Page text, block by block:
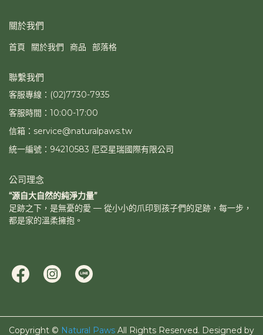
關於我們
首頁 關於我們 商品 部落格
聯繫我們
客服專線：(02)7730-7935
客服時間：10:00-17:00
信箱：service@naturalpaws.tw
統一編號：94210583 尼亞星瑞國際有限公司
公司理念
“源自大自然的純淨力量”
足跡之下，是無憂的愛 — 從小小的爪印到孩子們的足跡，每一步，
都是家的溫柔擁抱。
Copyright © Natural Paws All Rights Reserved. Designed by